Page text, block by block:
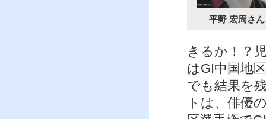
平野 宏周さん
きるか！？
はGI中国地
でも結果を
トは、俳優